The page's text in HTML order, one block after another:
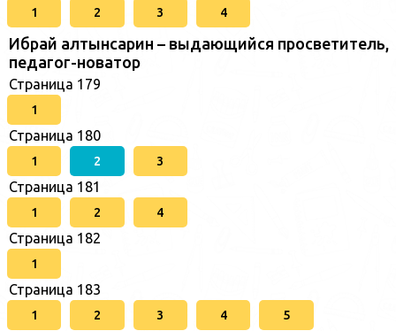
1 2 3 4
Ибрай алтынсарин – выдающийся просветитель,
педагог-новатор
Страница 179
1
Страница 180
1 2 3
Страница 181
1 2 4
Страница 182
1
Страница 183
1 2 3 4 5